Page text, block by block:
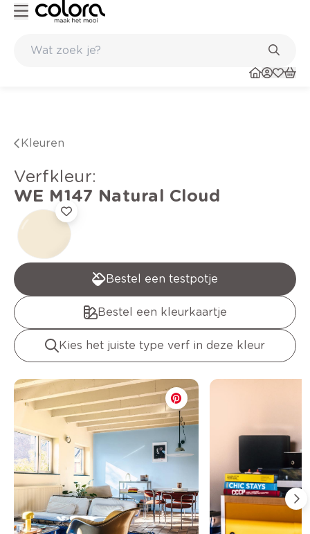
Kleuren
verfkleur:
WE M147 Natural Cloud
Bestel een testpotje
Bestel een kleurkaartje
Kies het juiste type verf in deze kleur